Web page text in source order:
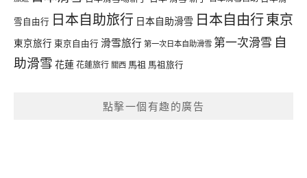
雪自由行 日本自助旅行 日本自助滑雪 日本自由行東京
東京旅行 東京自由行 滑雪旅行 第一次日本自助滑雪 第一次滑雪 自
助滑雪 花蓮花蓮旅行 關西 馬祖 馬祖旅行
點擊一個有趣的廣告